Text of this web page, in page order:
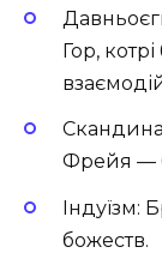
Гор,
Фрейя —
Індуїзм:
божеств.